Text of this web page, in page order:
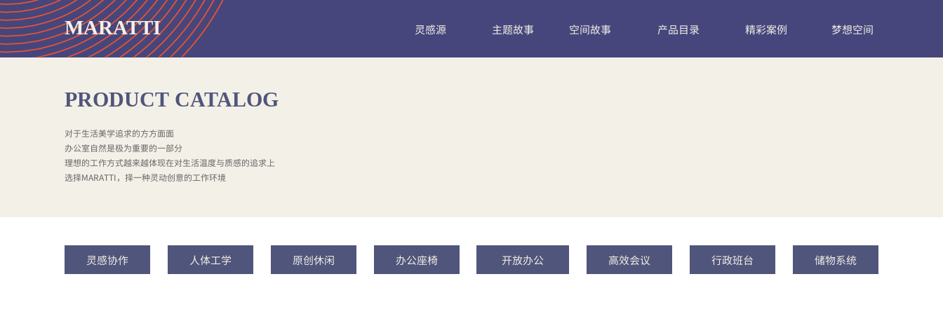
梦想空间
精彩案例
产品目录
MARATTI 灵感源 主题故事 空间故事
PRODUCT CATALOG
对于生活美学追求的方方面面
办公室自然是极为重要的一部分
理想的工作方式越来越体现在对生活温度与质感的追求上
选择MARATTI，择一种灵动创意的工作环境
高效会议
开放办公 储物系统
办公座椅
人体工学 原创休闲 行政班台
灵感协作